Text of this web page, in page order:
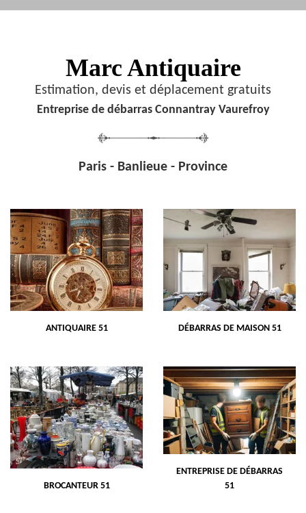
Marc Antiquaire
Estimation, devis et déplacement gratuits
Entreprise de débarras Connantray Vaurefroy
Paris - Banlieue - Province
ANTIQUAIRE 51 DÉBARRAS DE MAISON 51
BROCANTEUR 51
ENTREPRISE DE DÉBARRAS
51